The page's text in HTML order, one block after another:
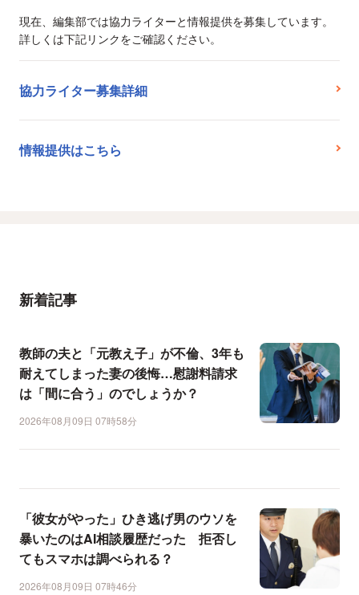
現在、編集部では協力ライターと情報提供を募集しています。
詳しくは下記リンクをご確認ください。
協力ライター募集詳細
情報提供はこちら
新着記事
教師の夫と「元教え子」が不倫、3年も
耐えてしまった妻の後悔…慰謝料請求
は「間に合う」のでしょうか？
2026年08月09日 07時58分
「彼女がやった」ひき逃げ男のウソを
暴いたのはAI相談履歴だった 拒否し
てもスマホは調べられる？
2026年08月09日 07時46分